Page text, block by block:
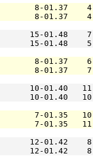
8-01.37
8-01.37
15-01.48
15-01.48
8-01.37
8-01.37
10-01.40
10-01.40
7-01.35
7-01.35
12-01.42
12-01.42